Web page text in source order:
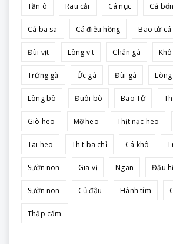
Tần ô Rau cải Cá nục Cá
Cá ba sa Cá điêu hồng Bao tử cá
Đùi vịt Lòng vịt Chân gà
Trứng gà Ức gà Đùi gà
Lòng bò Đuôi bò Bao Tử
Giò heo Mỡ heo Thịt nạc heo
Tai heo Thịt ba chỉ Cá khô
Sườn non Gia vị Ngan Đậu
Sườn non Củ đậu Hành tím
Thập cẩm